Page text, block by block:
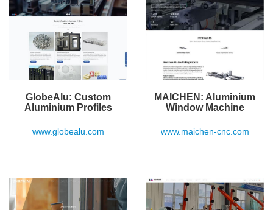
GlobeAlu: Custom
Aluminium Profiles
www.globealu.com
MAICHEN: Aluminium
Window Machine
www.maichen-cnc.com